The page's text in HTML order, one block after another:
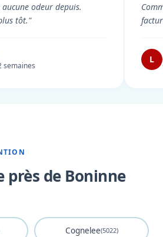
odeur depuis.
tôt."
semaines
L
près de Boninne
Cognelee(5022)